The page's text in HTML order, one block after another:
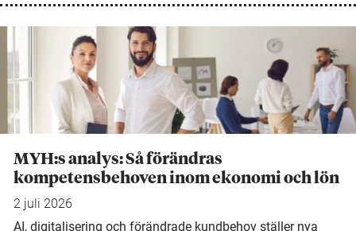
MYH:s analys: Så förändras
kompetensbehoven inom ekonomi och lön
2 juli 2026
AI, digitalisering och förändrade kundbehov ställer nya